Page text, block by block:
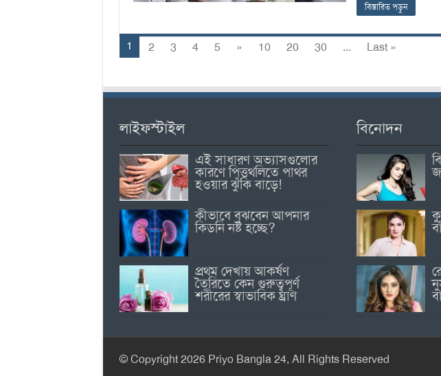
বিস্তারিত পড়ুন
1 2 3 4 5 » 10 20 30 ... Last »
লাইফস্টাইল
এই সাধারণ অভ্যাসগুলোর
কারণে পিত্তথলিতে পাথর
হওয়ার ঝুঁকি বাড়ে!
কীভাবে বুঝবেন আপনার
কিডনি নষ্ট হচ্ছে?
প্রথম দেখায় আকর্ষণ
তৈরিতে কেন গুরুত্বপূর্ণ
শরীরের স্বাভাবিক ঘ্রাণ
বিনোদন
© Copyright 2026 Priyo Bangla 24, All Rights Reserved